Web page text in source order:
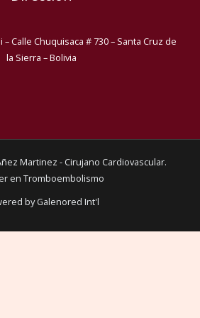
Calle Chuquisaca # 730 – Santa Cruz de
la Sierra – Bolivia
Martinez - Cirujano Cardiovascular.
en Tromboembolismo
by Galenored Int'l